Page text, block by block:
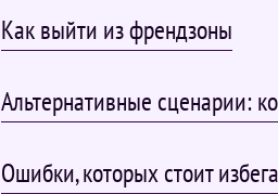
Как выйти из френдзоны
Альтернативные сценарии:
Ошибки, которых стоит